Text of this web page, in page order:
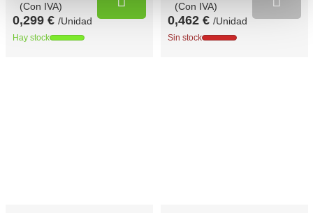
(Con IVA)
0,299 € /Unidad
Hay stock
(Con IVA)
0,462 € /Unidad
Sin stock